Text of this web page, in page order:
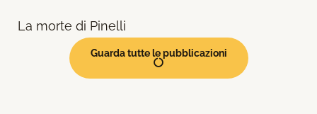
La morte di Pinelli
Guarda tutte le pubblicazioni